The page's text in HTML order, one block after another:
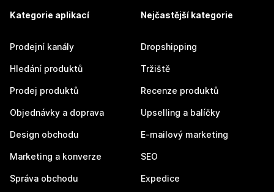
Kategorie aplikací
Prodejní kanály
Hledání produktů
Prodej produktů
Objednávky a doprava
Design obchodu
Marketing a konverze
Správa obchodu
Nejčastější kategorie
Dropshipping
Tržiště
Recenze produktů
Upselling a balíčky
E-mailový marketing
SEO
Expedice